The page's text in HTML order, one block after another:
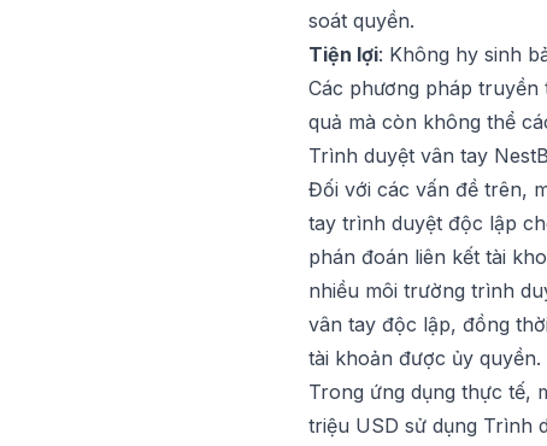
soát quyền.
Tiện lợi: Không hy sinh
Các phương pháp
quả mà còn không thể
Trình duyệt vân tay
Đối với các vấn đề trên,
tay trình duyệt độc lập
phán đoán liên kết tài
nhiều môi trường trình
vân tay độc lập, đồng
tài khoản được ủy quyền.
Trong ứng dụng thực tế,
triệu USD sử dụng Trình